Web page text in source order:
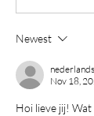
Newest
Nov 18,
Hoi lieve jij! Wat